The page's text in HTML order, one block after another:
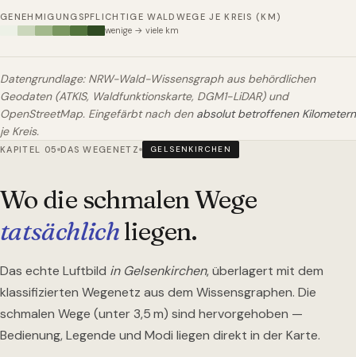
GENEHMIGUNGSPFLICHTIGE WALDWEGE JE KREIS (KM)
wenige → viele km
Datengrundlage: NRW-Wald-Wissensgraph aus behördlichen
Geodaten (ATKIS, Waldfunktionskarte, DGM1-LiDAR) und
OpenStreetMap. Eingefärbt nach den absolut betroffenen Kilometern
je Kreis.
KAPITEL 05 DAS WEGENETZ GELSENKIRCHEN
Wo die schmalen Wege
tatsächlichliegen.
Das echte Luftbild in Gelsenkirchen, überlagert mit dem
klassifizierten Wegenetz aus dem Wissensgraphen. Die
schmalen Wege (unter 3,5 m) sind hervorgehoben —
Bedienung, Legende und Modi liegen direkt in der Karte.